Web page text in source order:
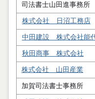
司法書士山田進事務所
株式会社 日沼工務店
中田建設 株式会社能
秋田商事 株式会社
株式会社 山田産業
加賀司法書士事務所